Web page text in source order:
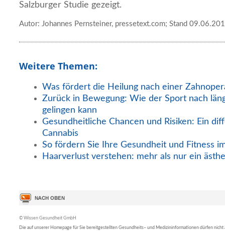
Salzburger Studie gezeigt.
Autor: Johannes Pernsteiner, pressetext.com; Stand
Weitere Themen:
Was fördert die Heilung nach einer
Zurück in Bewegung: Wie der Sport nach
gelingen kann
Gesundheitliche Chancen und Risiken: Ein
Cannabis
So fördern Sie Ihre Gesundheit und Fitness
Haarverlust verstehen: mehr als nur ein
© Wissen Gesundheit GmbH
Die auf unserer Homepage für Sie bereitgestellten Gesundheits– und Medizininformationen dürfen nicht